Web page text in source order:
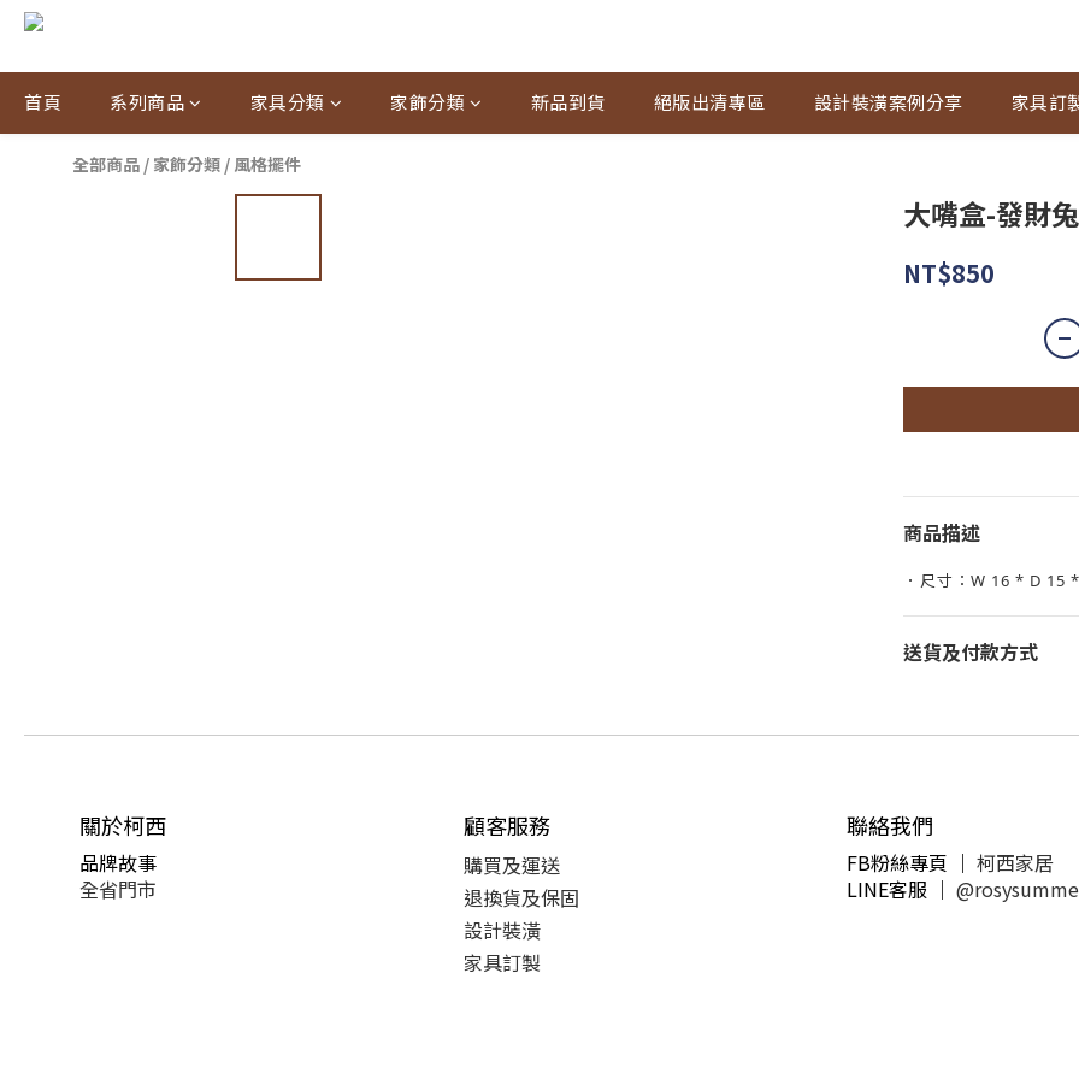
首頁 系列商品 家具分類 家飾分類 新品到貨 絕版出清專區 設計裝潢案例分享 家具訂
全部商品 / 家飾分類 / 風格擺件
大嘴盒-發財兔
NT$850
商品描述
．尺寸：W 16 * D 15
送貨及付款方式
關於柯西
品牌故事
全省門市
顧客服務
購買及運送
退換貨及保固
設計裝潢
家具訂製
聯絡我們
FB粉絲專頁 ｜ 柯西家居
LINE客服 ｜